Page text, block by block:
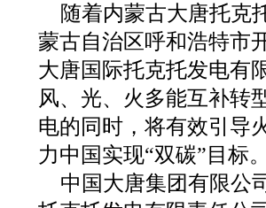
随着内蒙古大唐托克
蒙古自治区呼和浩特市
大唐国际托克托发电有
风、光、火多能互补转
电的同时，将有效引导
力中国实现“双碳”目标。
中国大唐集团有限公